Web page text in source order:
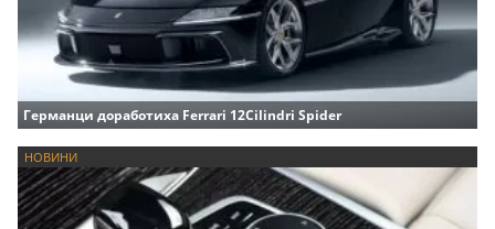
Германци доработиха Ferrari 12Cilindri Spider
НОВИНИ